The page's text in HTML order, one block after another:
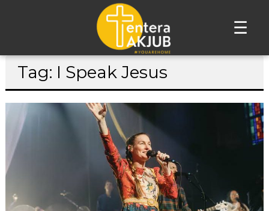
☰
Lompat
Tag: I Speak Jesus